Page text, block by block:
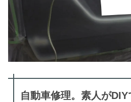
自動車修理。素人が